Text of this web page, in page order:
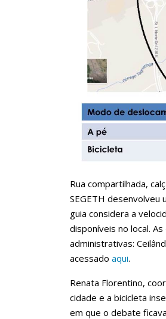
Rua compartilhada,
SEGETH desenvolveu
guia considera a
disponíveis no local.
administrativas:
acessado aqui.
Renata Florentino,
cidade e a bicicleta
em que o debate